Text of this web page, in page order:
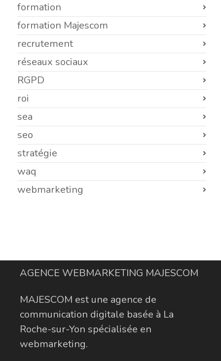
formation
formation Majescom
recrutement
réseaux sociaux
RGPD
roi
sea
seo
stratégie
waq
webmarketing
AGENCE WEBMARKETING MAJESCOM
MAJESCOM est une agence de
communication digitale basée à La
Roche-sur-Yon spécialisée en
webmarketing.